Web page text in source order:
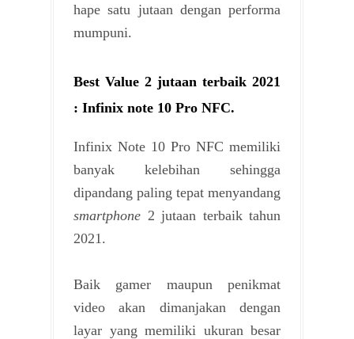
hape satu jutaan dengan performa
mumpuni.
Best Value 2 jutaan terbaik 2021
: Infinix note 10 Pro NFC.
Infinix Note 10 Pro NFC memiliki
banyak kelebihan sehingga
dipandang paling tepat menyandang
smartphone 2 jutaan terbaik tahun
2021.
Baik gamer maupun penikmat
video akan dimanjakan dengan
layar yang memiliki ukuran besar